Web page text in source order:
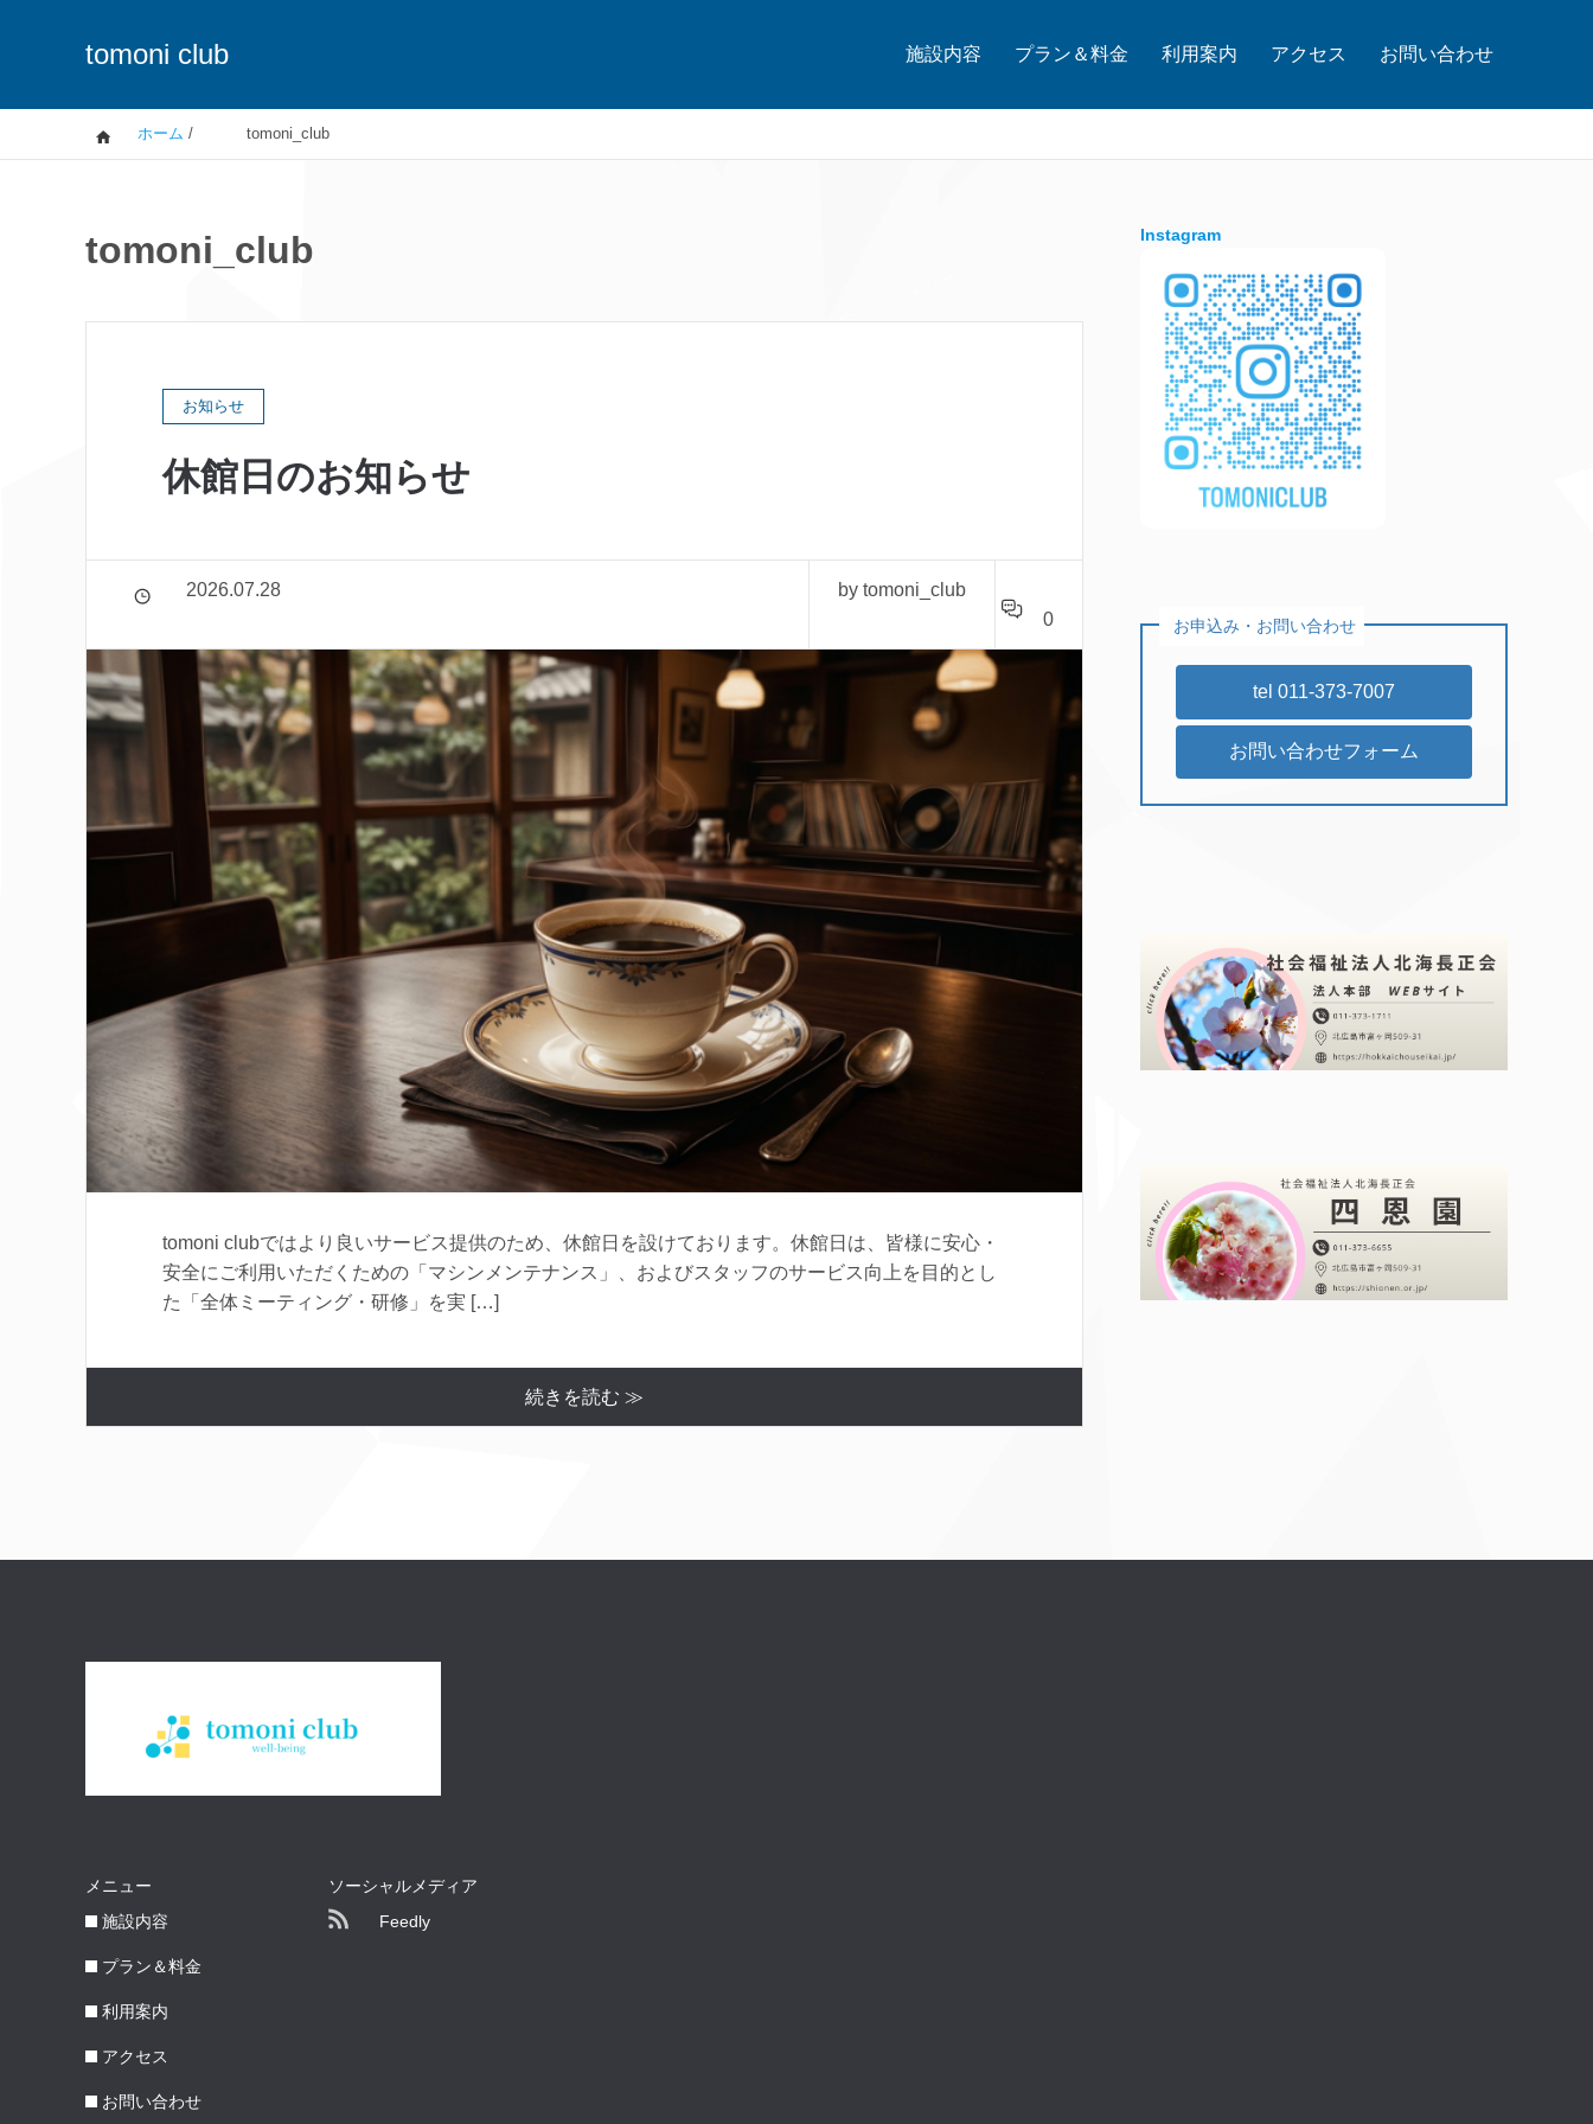
tomoni club 施設内容 プラン＆料金 利用案内 アクセス お問い合わせ
ホーム / tomoni_club
tomoni_club
お知らせ
休館日のお知らせ
2026.07.28
by tomoni_club
0
tomoni clubではより良いサービス提供のため、休館日を設けております。休館日は、皆様に安心・
安全にご利用いただくための「マシンメンテナンス」、およびスタッフのサービス向上を目的とし
た「全体ミーティング・研修」を実 […]
続きを読む ≫
Instagram
お申込み・お問い合わせ
tel 011-373-7007
お問い合わせフォーム
メニュー
施設内容
プラン＆料金
利用案内
アクセス
お問い合わせ
ソーシャルメディア
Feedly